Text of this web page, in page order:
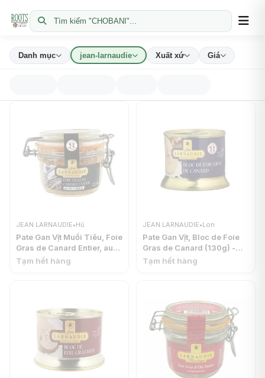
Tìm kiếm "CHOBANI"...
Danh mục jean-larnaudie Xuất xứ Giá
JEAN LARNAUDIE•Hũ
Pate Gan Vịt Muối Tiêu, Foie
Gras de Canard Entier, au
Sel & Poivre (125g) - JEAN
Tạm hết hàng
JEAN LARNAUDIE•Lon
Pate Gan Vịt, Bloc de Foie
Gras de Canard (130g) -
JEAN LARNAUDIE
Tạm hết hàng